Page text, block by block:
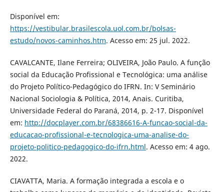
Disponível em:
https://vestibular.brasilescola.uol.com.br/bolsas-
estudo/novos-caminhos.htm. Acesso em: 25 jul. 2022.
CAVALCANTE, Ilane Ferreira; OLIVEIRA, João Paulo. A função
social da Educação Profissional e Tecnológica: uma análise
do Projeto Político-Pedagógico do IFRN. In: V Seminário
Nacional Sociologia & Política, 2014, Anais. Curitiba,
Universidade Federal do Paraná, 2014, p. 2-17. Disponível
em: http://docplayer.com.br/68386616-A-funcao-social-da-
educacao-profissional-e-tecnologica-uma-analise-do-
projeto-politico-pedagogico-do-ifrn.html. Acesso em: 4 ago.
2022.
CIAVATTA, Maria. A formação integrada a escola e o